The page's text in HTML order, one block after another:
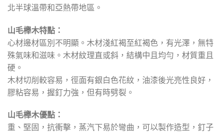
北半球溫帶和亞熱帶地區。
山毛櫸木特點：
心材邊材區別不明顯。木材淺紅褐至紅褐色，有光澤，無特
殊氣味和滋味。木材紋理直或斜，結構中且均勻，材質重且
硬。
木材切削較容易，徑面有銀白色花紋，油漆後光亮性良好，
膠粘容易，握釘力強，但有時劈裂。
山毛櫸木優點：
重、堅固，抗衝擊，蒸汽下易於彎曲，可以製作造型，釘子